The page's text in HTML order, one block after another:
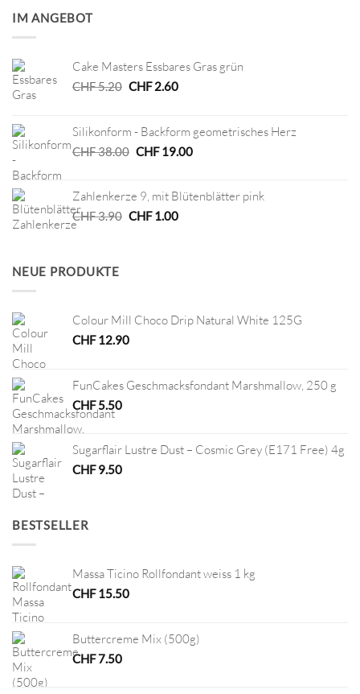
IM ANGEBOT
Cake Masters Essbares Gras grün
CHF5.20 Ursprünglicher
CHF 5.20
CHF2.60Aktueller
CHF 2.60.
Silikonform - Backform geometrisches Herz
CHF38.00 Ursprünglicher
CHF 38.00
CHF19.00Aktueller
CHF 19.00.
Zahlenkerze 9, mit Blütenblätter pink
CHF3.90 Ursprünglicher
CHF1.00Aktueller
NEUE PRODUKTE
Colour Mill Choco Drip Natural White 125G
CHF12.90
FunCakes Geschmacksfondant Marshmallow, 250 g
CHF5.50
Sugarflair Lustre Dust – Cosmic Grey (E171 Free) 4g
CHF9.50
BESTSELLER
Massa Ticino Rollfondant weiss 1 kg
CHF15.50
Buttercreme Mix (500g)
CHF7.50